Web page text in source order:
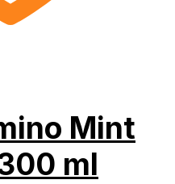
Mint
ml